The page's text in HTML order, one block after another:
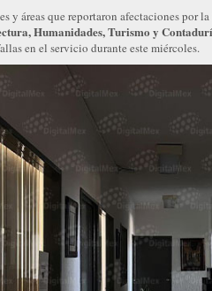
y áreas que reportaron afectaciones por
Humanidades, Turismo y
en el servicio durante este miércoles.